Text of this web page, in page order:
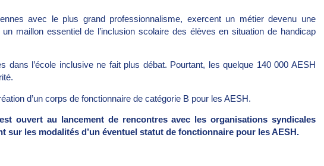
avec le plus grand professionnalisme, exercent un métier devenu une
maillon essentiel de l’inclusion scolaire des élèves en situation de handicap
dans l’école inclusive ne fait plus débat. Pourtant, les quelque 140 000 AESH
d’un corps de fonctionnaire de catégorie B pour les AESH.
ouvert au lancement de rencontres avec les organisations syndicales
sur les modalités d’un éventuel statut de fonctionnaire pour les AESH.